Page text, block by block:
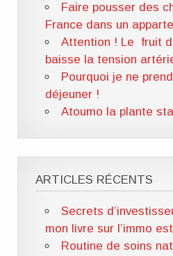
Faire pousser des
France dans un
Attention ! Le fruit
baisse la tension
Pourquoi je ne
déjeuner !
Atoumo la plante
ARTICLES RÉCENTS
Secrets
mon livre sur l’immo
Routine de soins